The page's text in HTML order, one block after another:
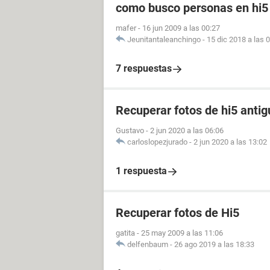
como busco personas en hi5
mafer - 16 jun 2009 a las 00:27
Jeunitantaleanchingo - 15 dic 2018 a las
7 respuestas
Recuperar fotos de hi5
Gustavo - 2 jun 2020 a las 06:06
carloslopezjurado - 2 jun 2020 a las 13:02
1 respuesta
Recuperar fotos de Hi5
gatita - 25 may 2009 a las 11:06
delfenbaum - 26 ago 2019 a las 18:33